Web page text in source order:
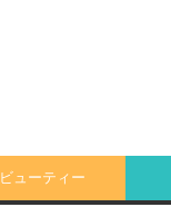
ビューティー